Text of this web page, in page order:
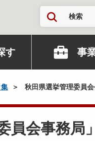
検索
す 事
集 秋田県選挙管理委員
員会事務局